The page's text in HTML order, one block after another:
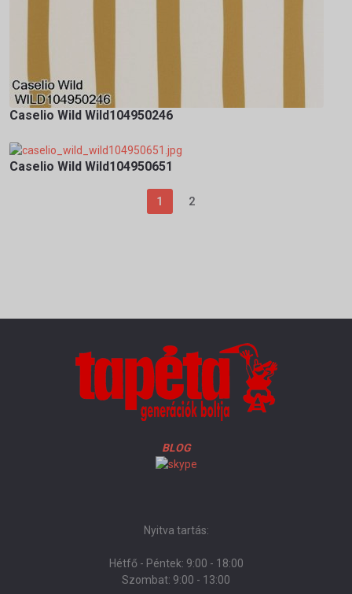
Caselio Wild Wild104950246
Caselio Wild Wild104950651
1 2
BLOG
Nyitva tartás:
Hétfő - Péntek: 9:00 - 18:00
Szombat: 9:00 - 13:00